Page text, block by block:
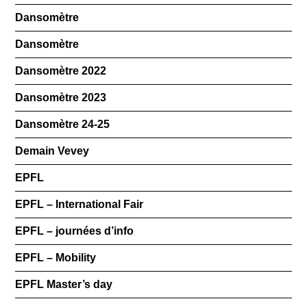
Dansomètre
Dansomètre
Dansomètre 2022
Dansomètre 2023
Dansomètre 24-25
Demain Vevey
EPFL
EPFL – International Fair
EPFL – journées d’info
EPFL – Mobility
EPFL Master’s day